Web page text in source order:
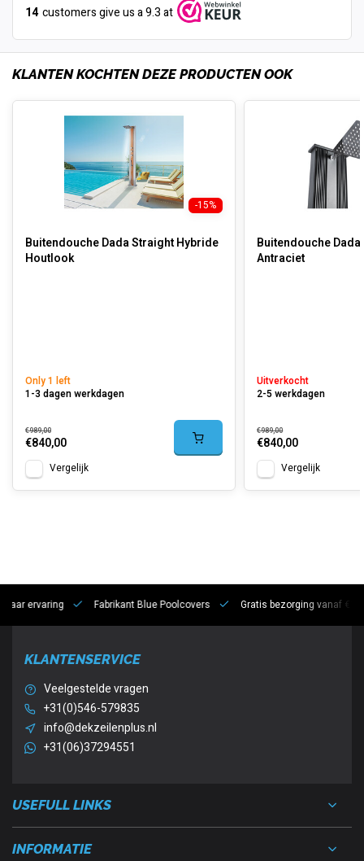
14 customers give us a 9.3 at
KLANTEN KOCHTEN DEZE PRODUCTEN OOK
-15%
Buitendouche Dada Straight Hybride
Houtlook
Only 1 left
1-3 dagen werkdagen
€989,00
€840,00
Vergelijk
Buitendouche
Antraciet
Uitverkocht
2-5 werkdagen
€989,00
€840,00
Vergelijk
jaar ervaring Fabrikant Blue Poolcovers Gratis bezorging vanaf
KLANTENSERVICE
Veelgestelde vragen
+31(0)546-579835
info@dekzeilenplus.nl
+31(06)37294551
USEFULL LINKS
INFORMATIE